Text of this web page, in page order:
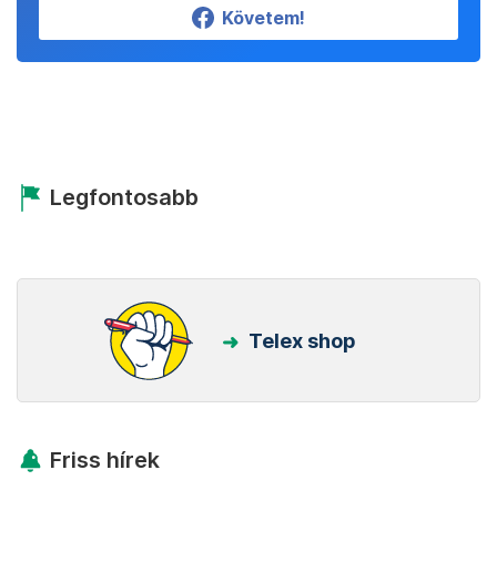
Követem!
Legfontosabb
Telex shop
Friss hírek